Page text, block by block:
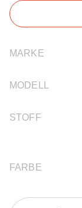
MARKE
MODELL
STOFF
FARBE